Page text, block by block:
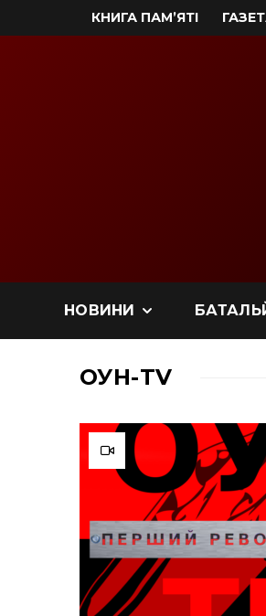
КНИГА ПАМ’ЯТІ
НОВИНИ
ОУН-TV